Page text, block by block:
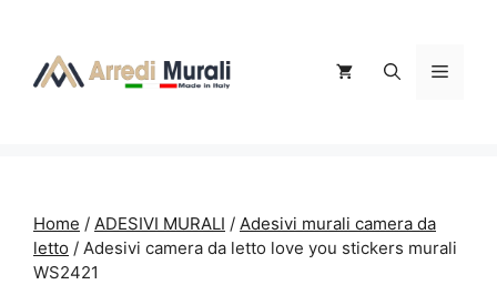
contenuto
Menu
Home / ADESIVI MURALI / Adesivi murali camera da
letto / Adesivi camera da letto love you stickers murali
WS2421